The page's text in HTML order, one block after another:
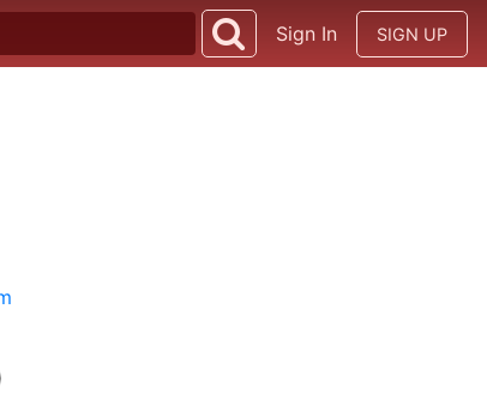
Sign In SIGN UP